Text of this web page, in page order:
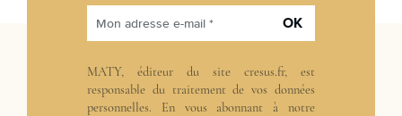
Mon adresse e-mail * OK
MATY, éditeur du site cresus.fr, est
responsable du traitement de vos données
personnelles. En vous abonnant à notre